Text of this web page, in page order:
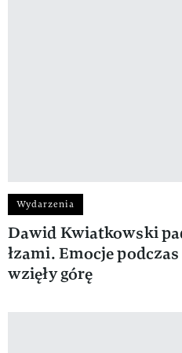
Wydarzenia
Dawid Kwiatkowski
łzami. Emocje
wzięły górę